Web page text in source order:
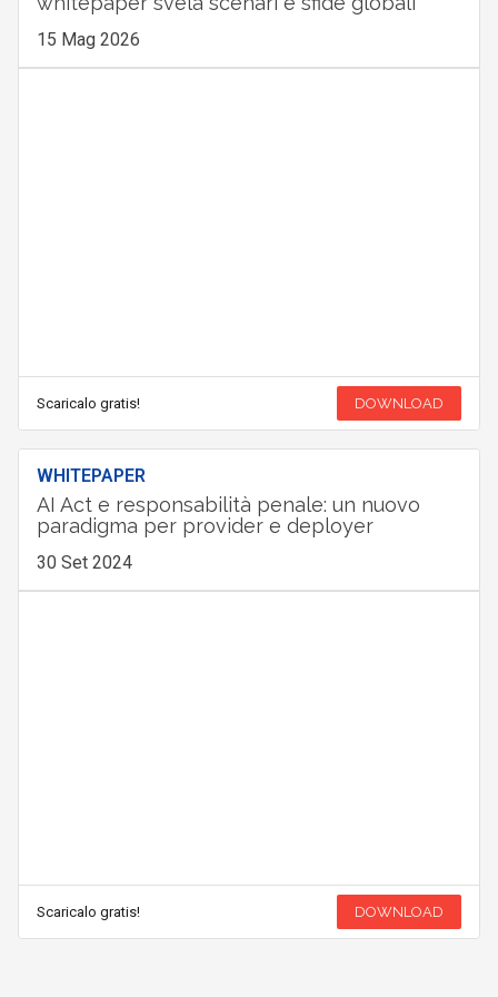
15 Mag 2026
Scaricalo gratis! DOWNLOAD
WHITEPAPER
AI Act e responsabilità penale: un nuovo
paradigma per provider e deployer
30 Set 2024
Scaricalo gratis! DOWNLOAD